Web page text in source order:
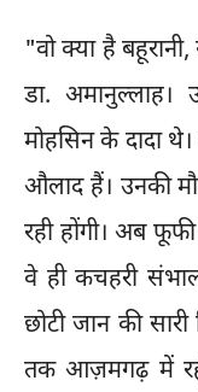
"वो क्या है
डा.
मोहसिन के दादा
औलाद हैं। उनकी
रही होंगी। अब
वे ही कचहरी
छोटी जान की
तक आज़मगढ़ में